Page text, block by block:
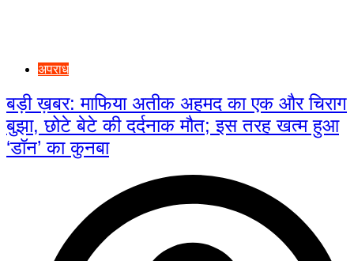
अपराध
बड़ी ख़बर: माफिया अतीक अहमद का एक और चिराग
बुझा, छोटे बेटे की दर्दनाक मौत; इस तरह खत्म हुआ
‘डॉन’ का कुनबा